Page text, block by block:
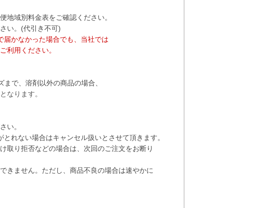
地域別料金表をご確認ください。
い。(代引き不可)
かなかった場合でも、当社では
利用ください。
で、溶剤以外の商品の場合、
なります。
い。
れない場合はキャンセル扱いとさせて頂き ます。
取り拒否などの場合は、次回のご注文をお断り
きません。ただし、商品不良の場合は速やかに